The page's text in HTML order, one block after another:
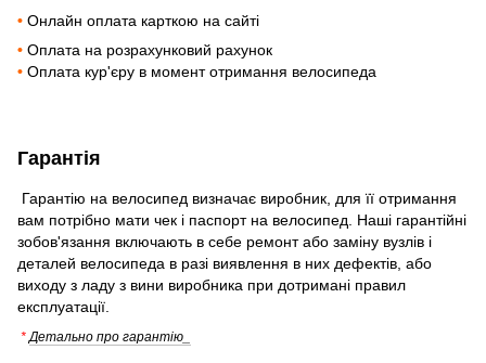
• Онлайн оплата карткою на сайті
• Оплата на розрахунковий рахунок
• Оплата кур'єру в момент отримання велосипеда
Гарантія
Гарантію на велосипед визначає виробник, для її отримання
вам потрібно мати чек і паспорт на велосипед. Наші гарантійні
зобов'язання включають в себе ремонт або заміну вузлів і
деталей велосипеда в разі виявлення в них дефектів, або
виходу з ладу з вини виробника при дотримані правил
експлуатації.
* Детально про гарантію_